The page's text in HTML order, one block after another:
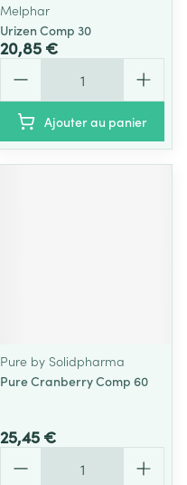
Melphar
Urizen Comp 30
20,85 €
Ajouter au panier
Pure by Solidpharma
Pure Cranberry Comp 60
25,45 €